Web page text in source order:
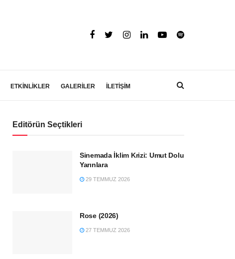
ETKİNLİKLER GALERİLER İLETİŞİM
Editörün Seçtikleri
Sinemada İklim Krizi: Umut Dolu
Yarınlara
29 TEMMUZ 2026
Rose (2026)
27 TEMMUZ 2026